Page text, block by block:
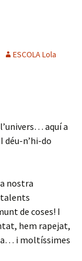
ESCOLA Lola
aquí a
déu-n’hi-do
nostra
talents
de coses! I
hem rapejat,
i moltíssimes